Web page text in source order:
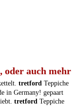
oder auch mehr
tretford Teppiche
in Germany! gepaart
tretford Teppiche